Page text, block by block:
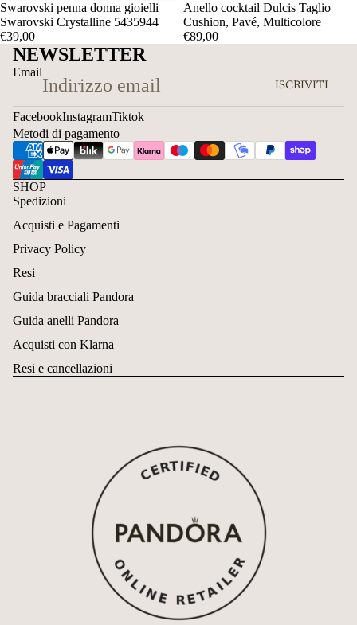
Swarovski penna donna gioielli
Swarovski Crystalline 5435944
€39,00
Anello cocktail Dulcis Taglio
Cushion, Pavé, Multicolore
€89,00
NEWSLETTER
Email
ISCRIVITI
FacebookInstagramTiktok
Metodi di pagamento
SHOP
Spedizioni
Acquisti e Pagamenti
Privacy Policy
Resi
Guida bracciali Pandora
Guida anelli Pandora
Acquisti con Klarna
Resi e cancellazioni
Informativa sui rimborsi